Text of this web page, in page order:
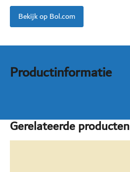
Bekijk op Bol.com
Productinformatie
Gerelateerde producten